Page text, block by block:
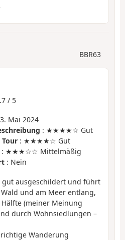
BBR63
/ 5
Mai 2024
: ★★★★☆ Gut
Tour : ★★★★☆ Gut
: ★★★☆☆ Mittelmäßig
: Nein
gut ausgeschildert und führt
und am Meer entlang,
(meiner Meinung
durch Wohnsiedlungen –
Wanderung